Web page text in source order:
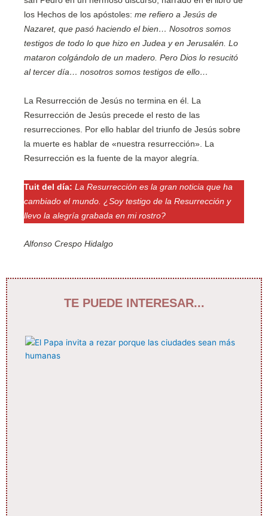
los Hechos de los apóstoles: me refiero a Jesús de
Nazaret, que pasó haciendo el bien… Nosotros somos
testigos de todo lo que hizo en Judea y en Jerusalén. Lo
mataron colgándolo de un madero. Pero Dios lo resucitó
al tercer día… nosotros somos testigos de ello…
La Resurrección de Jesús no termina en él. La
Resurrección de Jesús precede el resto de las
resurrecciones. Por ello hablar del triunfo de Jesús sobre
la muerte es hablar de «nuestra resurrección». La
Resurrección es la fuente de la mayor alegría.
Tuit del día: La Resurrección es la gran noticia que ha
cambiado el mundo. ¿Soy testigo de la Resurrección y
llevo la alegría grabada en mi rostro?
Alfonso Crespo Hidalgo
TE PUEDE INTERESAR...